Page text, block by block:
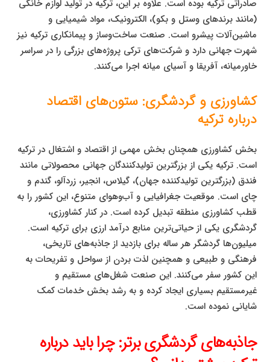
صادراتی ترکیه بوده است. علاوه بر این، ترکیه در تولید لوازم خانگی
(مانند برندهای وستل و بکو)، الکترونیک، مواد شیمیایی و
ماشین‌آلات پیشرو است. صنعت ساخت‌وساز و پیمانکاری ترکیه نیز
شهرت جهانی دارد و شرکت‌های ترکی پروژه‌های بزرگی را در سراسر
خاورمیانه، آفریقا و آسیای میانه اجرا می‌کنند.
کشاورزی و گردشگری: ستون‌های اقتصاد
درباره ترکیه
بخش کشاورزی همچنان بخش مهمی از اقتصاد و اشتغال در ترکیه
است. ترکیه یکی از بزرگترین تولیدکنندگان جهانی محصولاتی مانند
فندق (بزرگترین تولیدکننده جهان)، گیلاس، انجیر، زردآلو، گندم و
چای است. موقعیت جغرافیایی و آب‌وهوای متنوع، این کشور را به
قطب کشاورزی منطقه تبدیل کرده است. در کنار کشاورزی،
گردشگری یکی از حیاتی‌ترین منابع درآمد ارزی برای ترکیه است.
میلیون‌ها گردشگر هر ساله برای بازدید از جاذبه‌های تاریخی،
فرهنگی و طبیعی و همچنین لذت بردن از سواحل و تفریحات به
این کشور سفر می‌کنند. این صنعت شغل‌های مستقیم و
غیرمستقیم بسیاری ایجاد کرده و به رشد بخش خدمات کمک
شایانی نموده است.
جاذبه‌های گردشگری برتر: چرا باید درباره